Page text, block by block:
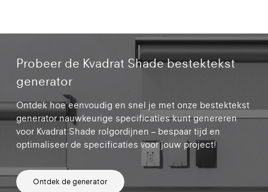
Probeer de Kvadrat Shade bestektekst
generator
Ontdek hoe eenvoudig en snel je met onze bestektekst
generator nauwkeurige specificaties kunt genereren
voor Kvadrat Shade rolgordijnen – bespaar tijd en
optimaliseer de specificaties voor jouw project!
Ontdek de generator